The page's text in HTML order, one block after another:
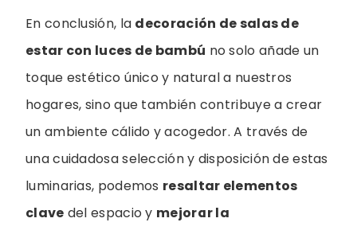
En conclusión, la decoración de salas de
estar con luces de bambú no solo añade un
toque estético único y natural a nuestros
hogares, sino que también contribuye a crear
un ambiente cálido y acogedor. A través de
una cuidadosa selección y disposición de estas
luminarias, podemos resaltar elementos
clave del espacio y mejorar la